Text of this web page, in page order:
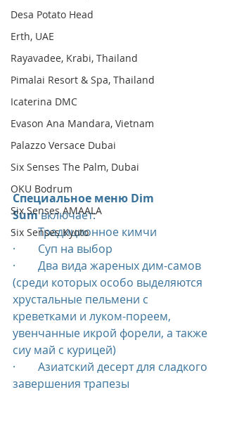
Desa Potato Head
Erth, UAE
Rayavadee, Krabi, Thailand
Pimalai Resort & Spa, Thailand
Icaterina DMC
Evason Ana Mandara, Vietnam
Palazzo Versace Dubai
Six Senses The Palm, Dubai
OKU Bodrum
Six Senses AMAALA
Six Senses Kyoto
Специальное меню Dim
Sum включает:
·        Традиционное кимчи
·        Суп на выбор
·        Два вида жареных дим-самов
(среди которых особо выделяются
хрустальные пельмени с
креветками и луком-пореем,
увенчанные икрой форели, а также
сиу май с курицей)
·        Азиатский десерт для сладкого
завершения трапезы